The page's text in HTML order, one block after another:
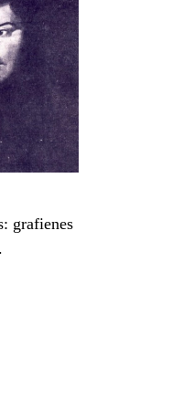
grafienes